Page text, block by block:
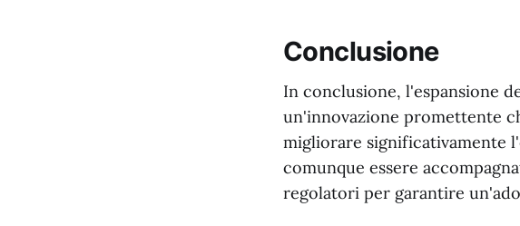
Conclusione
In conclusione, l'espansione
un'innovazione promettente
migliorare significativamente
comunque essere
regolatori per garantire